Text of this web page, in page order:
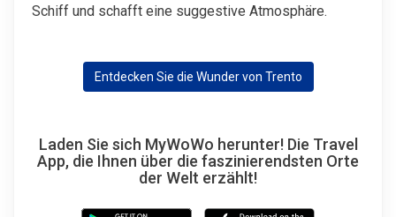
Schiff und schafft eine suggestive Atmosphäre.
Entdecken Sie die Wunder von Trento
Laden Sie sich MyWoWo herunter! Die Travel
App, die Ihnen über die faszinierendsten Orte
der Welt erzählt!